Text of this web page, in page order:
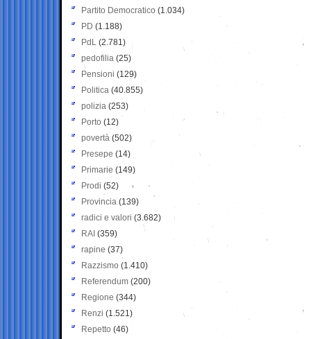
Partito Democratico (1.034)
PD (1.188)
PdL (2.781)
pedofilia (25)
Pensioni (129)
Politica (40.855)
polizia (253)
Porto (12)
povertà (502)
Presepe (14)
Primarie (149)
Prodi (52)
Provincia (139)
radici e valori (3.682)
RAI (359)
rapine (37)
Razzismo (1.410)
Referendum (200)
Regione (344)
Renzi (1.521)
Repetto (46)